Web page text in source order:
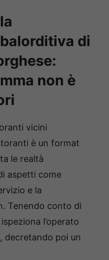
di
non è
vicini
è un format
le realtà
aspetti come
e la
Tenendo conto di
ispeziona l’operato
decretando poi un